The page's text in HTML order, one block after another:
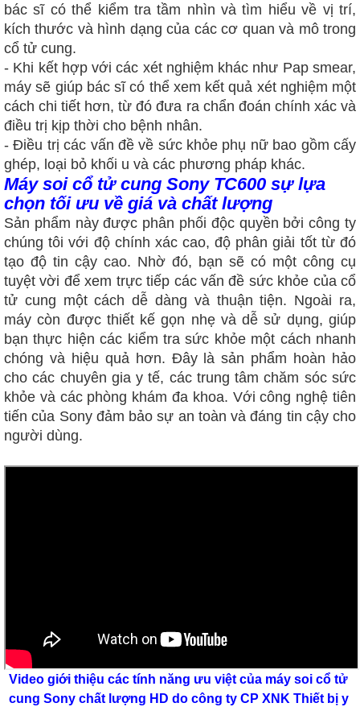
bác sĩ có thể kiểm tra tầm nhìn và tìm hiểu về vị trí,
kích thước và hình dạng của các cơ quan và mô trong
cổ tử cung.
- Khi kết hợp với các xét nghiệm khác như Pap smear,
máy sẽ giúp bác sĩ có thể xem kết quả xét nghiệm một
cách chi tiết hơn, từ đó đưa ra chẩn đoán chính xác và
điều trị kịp thời cho bệnh nhân.
- Điều trị các vấn đề về sức khỏe phụ nữbao gồm cấy
ghép, loại bỏ khối u và các phương pháp khác.
Máy soi cổ tử cung Sony TC600 sự lựa
chọn tối ưu về giá và chất lượng
Sản phẩm này được phân phối độc quyền bởi công ty
chúng tôi với độ chính xác cao, độ phân giải tốt từ đó
tạo độ tin cậy cao. Nhờ đó, bạn sẽ có một công cụ
tuyệt vời để xem trực tiếp các vấn đề sức khỏe của cổ
tử cung một cách dễ dàng và thuận tiện. Ngoài ra,
máy còn được thiết kế gọn nhẹ và dễ sử dụng, giúp
bạn thực hiện các kiểm tra sức khỏe một cách nhanh
chóng và hiệu quả hơn. Đây là sản phẩm hoàn hảo
cho các chuyên gia y tế, các trung tâm chăm sóc sức
khỏe và các phòng khám đa khoa. Với công nghệ tiên
tiến của Sony đảm bảo sự an toàn và đáng tin cậy cho
người dùng.
Video giới thiệu các tính năng ưu việt của máy soi cổ tử
cung Sony chất lượng HD do công ty CP XNK Thiết bị y